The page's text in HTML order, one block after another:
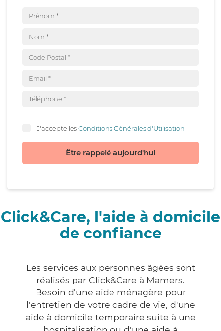
J'accepte lesConditions Générales d'Utilisation
Être rappelé aujourd'hui
Click&Care, l'aide à domicile
de confiance
Les services aux personnes âgées sont
réalisés par Click&Care à Mamers.
Besoin d'une aide ménagère pour
l'entretien de votre cadre de vie, d'une
aide à domicile temporaire suite à une